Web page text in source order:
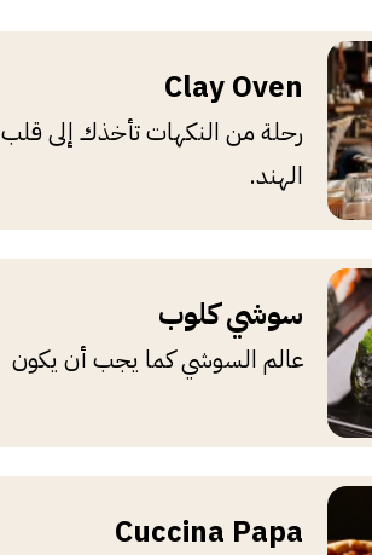
Clay Oven
رحلة من النكهات تأخذك إلى قلب
الهند.
سوشي كلوب
عالم السوشي كما يجب أن يكون
Cuccina Papa